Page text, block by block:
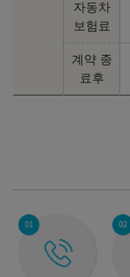
자동차
보험료
계약 종
료후